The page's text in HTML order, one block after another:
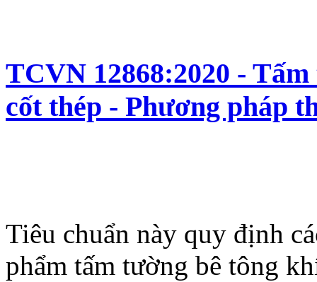
TCVN 12868:2020 -
cốt thép - Phương pháp
Tiêu chuẩn này quy định
phẩm tấm tường bê tông